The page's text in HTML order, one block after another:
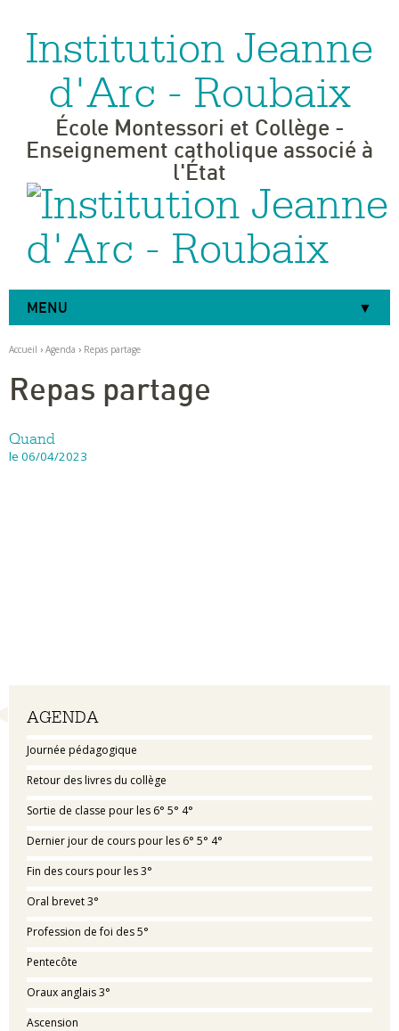
Outils
personnels
Institution Jeanne
d'Arc - Roubaix
École Montessori et Collège -
Enseignement catholique associé à
l'État
MENU
Accueil › Agenda › Repas partage
Navigation
AGENDA
Journée pédagogique
Retour des livres du collège
Sortie de classe pour les 6° 5° 4°
Dernier jour de cours pour les 6° 5° 4°
Fin des cours pour les 3°
Oral brevet 3°
Profession de foi des 5°
Pentecôte
Oraux anglais 3°
Ascension
Repas partage
Quand
le 06/04/2023